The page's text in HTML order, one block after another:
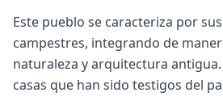
Este pueblo se caracteriza por
campestres, integrando de
naturaleza y arquitectura
casas que han sido testigos del